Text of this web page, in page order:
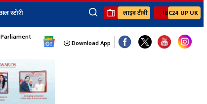
स्टोरी
×
खेल जॉब्स न्यूज Youtube Channels
लाइव टीवी IBC24 UP UK
Parliament Monsoon Session
Download App